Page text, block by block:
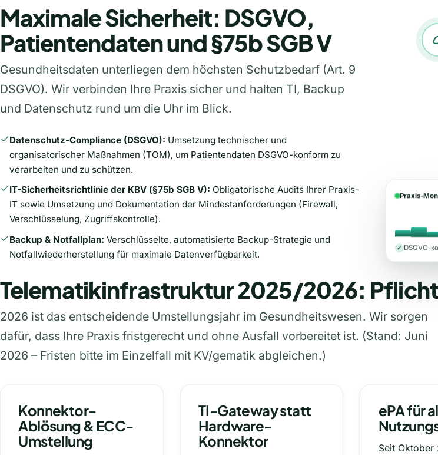
Maximale Sicherheit: DSGVO,
Patientendaten und §75b SGB V
Gesundheitsdaten unterliegen dem höchsten Schutzbedarf (Art. 9
DSGVO). Wir verbinden Ihre Praxis sicher und halten TI, Backup
und Datenschutz rund um die Uhr im Blick.
Datenschutz-Compliance (DSGVO): Umsetzung technischer und
organisatorischer Maßnahmen (TOM), um Patientendaten DSGVO-konform zu
verarbeiten und zu schützen.
IT-Sicherheitsrichtlinie der KBV (§75b SGB V): Obligatorische Audits Ihrer Praxis-
IT sowie Umsetzung und Dokumentation der Mindestanforderungen (Firewall,
Verschlüsselung, Zugriffskontrolle).
Backup & Notfallplan: Verschlüsselte, automatisierte Backup-Strategie und
Notfallwiederherstellung für maximale Datenverfügbarkeit.
Praxis-
✓ DSGVO-
Telematikinfrastruktur 2025/2026:
2026 ist das entscheidende Umstellungsjahr im Gesundheitswesen. Wir sorgen
dafür, dass Ihre Praxis fristgerecht und ohne Ausfall vorbereitet ist. (Stand: Juni
2026 – Fristen bitte im Einzelfall mit KV/gematik abgleichen.)
Konnektor-
Ablösung & ECC-
Umstellung
TI-Gateway statt
Hardware-
Konnektor
ePA für
Seit Oktober